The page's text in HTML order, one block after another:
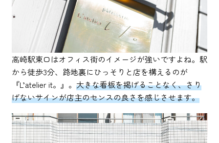
高崎駅東口はオフィス街のイメージが強いですよね。駅
から徒歩3分、路地裏にひっそりと店を構えるのが
『L’atelier it。』。 大きな看板を掲げることなく、さり
げないサインが店主のセンスの良さを感じさせます。